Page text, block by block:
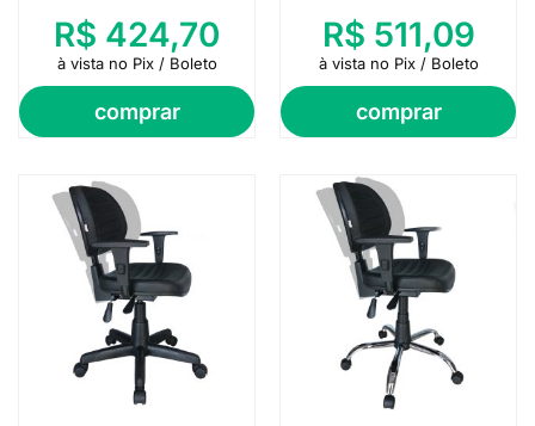
comprar
R$ 424,70
à vista no Pix / Boleto
comprar
R$ 511,09
à vista no Pix / Boleto